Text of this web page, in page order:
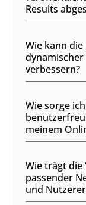
Results
Wie kann
dynamischer
verbessern?
Wie sorge
meinem
Wie trägt die
passender
und